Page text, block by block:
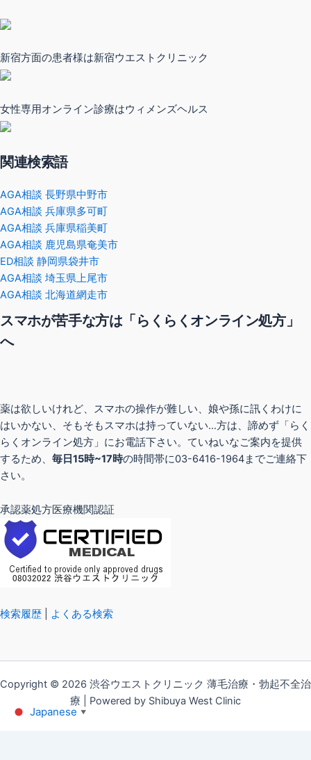
新宿方面の患者様は新宿ウエストクリニック
女性専用オンライン診療はウィメンズヘルス
関連検索語
AGA相談 長野県中野市
AGA相談 兵庫県多可町
AGA相談 兵庫県稲美町
AGA相談 鹿児島県奄美市
ED相談 静岡県袋井市
AGA相談 埼玉県上尾市
AGA相談 北海道網走市
スマホが苦手な方は「らくらくオンライン処方」
へ
薬は欲しいけれど、スマホの操作が難しい、娘や孫に訊くわけに
はいかない、そもそもスマホは持っていない…方は、諦めず「らく
らくオンライン処方」にお電話下さい。ていねいなご案内を提供
するため、 毎日15時~17時の時間帯に03-6416-1964までご連絡下
さい。
承認薬処方医療機関認証
検索履歴 よくある検索
Copyright © 2026 渋谷ウエストクリニック 薄毛治療・勃起不全治
療 | Powered by Shibuya West Clinic
Japanese ▼